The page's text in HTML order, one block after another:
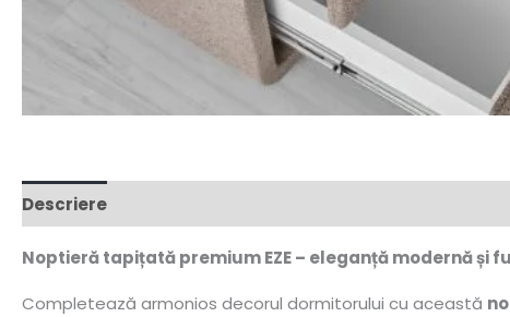
Descriere
Noptieră tapițată premium EZE – eleganță modernă
Completează armonios decorul dormitorului cu această